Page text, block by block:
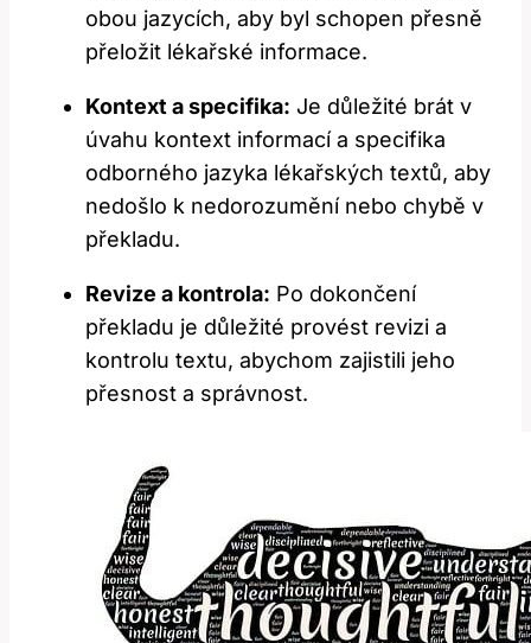
obou jazycích, aby byl schopen přesně
přeložit lékařské informace.
Kontext a specifika: Je důležité brát v
úvahu kontext informací a specifika
odborného jazyka lékařských textů, aby
nedošlo k nedorozumění nebo chybě v
překladu.
Revize a kontrola: Po dokončení
překladu je důležité provést revizi a
kontrolu textu, abychom zajistili jeho
přesnost a správnost.